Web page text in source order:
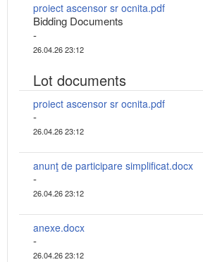
proiect ascensor sr ocnita.pdf
Bidding Documents
-
26.04.26 23:12
Lot documents
proiect ascensor sr ocnita.pdf
-
26.04.26 23:12
anunţ de participare simplificat.docx
-
26.04.26 23:12
anexe.docx
-
26.04.26 23:12